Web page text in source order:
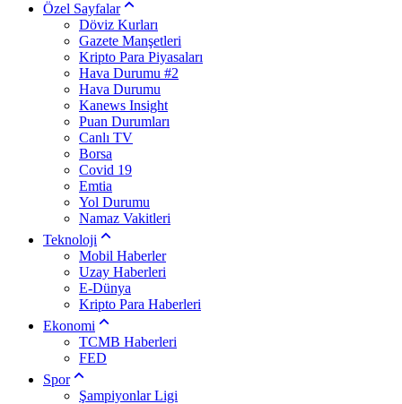
Özel Sayfalar
Döviz Kurları
Gazete Manşetleri
Kripto Para Piyasaları
Hava Durumu #2
Hava Durumu
Kanews Insight
Puan Durumları
Canlı TV
Borsa
Covid 19
Emtia
Yol Durumu
Namaz Vakitleri
Teknoloji
Mobil Haberler
Uzay Haberleri
E-Dünya
Kripto Para Haberleri
Ekonomi
TCMB Haberleri
FED
Spor
Şampiyonlar Ligi